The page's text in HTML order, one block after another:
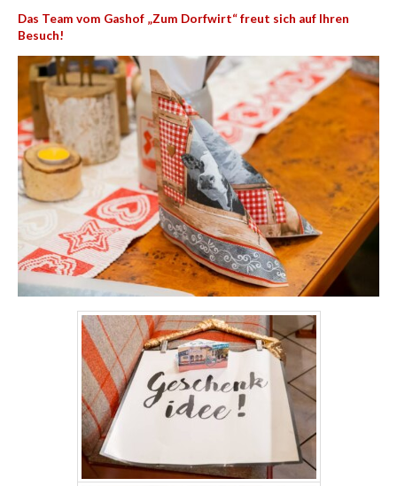
Das Team vom Gashof „Zum Dorfwirt“ freut sich auf Ihren
Besuch!